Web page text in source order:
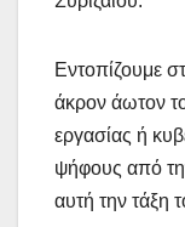
Εντοπίζουμε
άκρον άωτον
εργασίας ή
ψήφους από
αυτή την τάξη